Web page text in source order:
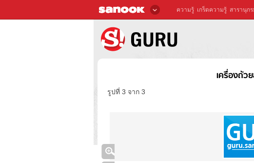
ความรู้ เกร็ดความรู้ สารานุก
เครื่องถ้ว
รูปที่ 3 จาก 3